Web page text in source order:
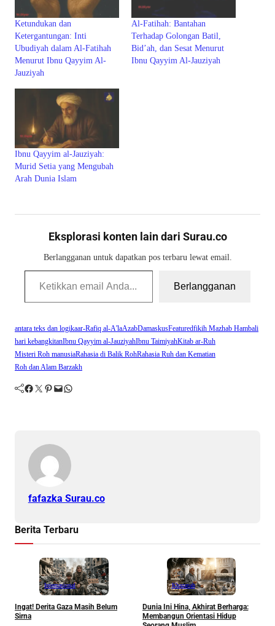
Ketundukan dan
Ketergantungan: Inti
Ubudiyah dalam Al-Fatihah
Menurut Ibnu Qayyim Al-
Jauziyah
Al-Fatihah: Bantahan
Terhadap Golongan Batil,
Bid’ah, dan Sesat Menurut
Ibnu Qayyim Al-Jauziyah
Ibnu Qayyim al-Jauziyah:
Murid Setia yang Mengubah
Arah Dunia Islam
Eksplorasi konten lain dari Surau.co
Berlangganan untuk dapatkan pos terbaru lewat email.
Ketikkan email Anda...
Berlangganan
antara teks dan logikaar-Rafiq al-A'laAzabDamaskusFeaturedfikih Mazhab Hambali
hari kebangkitanIbnu Qayyim al-JauziyahIbnu TaimiyahKitab ar-Ruh
Misteri Roh manusiaRahasia di Balik RohRahasia Ruh dan Kematian
Roh dan Alam Barzakh
Facebook Twitter Pinterest Mail WhatsApp
fafazka Surau.co
Berita Terbaru
Internasional
Ingat! Derita Gaza Masih Belum
Sirna
Khazanah
Dunia Ini Hina, Akhirat Berharga:
Membangun Orientasi Hidup